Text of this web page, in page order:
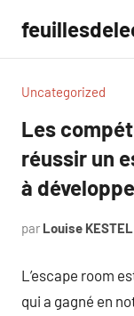
contenu
Uncategorized
Les
réussir un
à
par Louise KESTEL
L’escape room
qui a gagné en